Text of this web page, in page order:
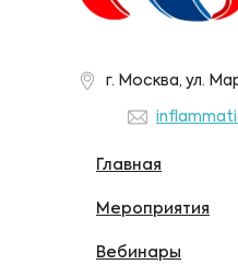
г. Москва, ул.
Главная
Мероприятия
Вебинары